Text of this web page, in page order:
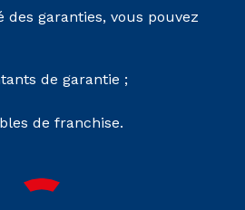
garanties, vous pouvez
de garantie ;
de franchise.